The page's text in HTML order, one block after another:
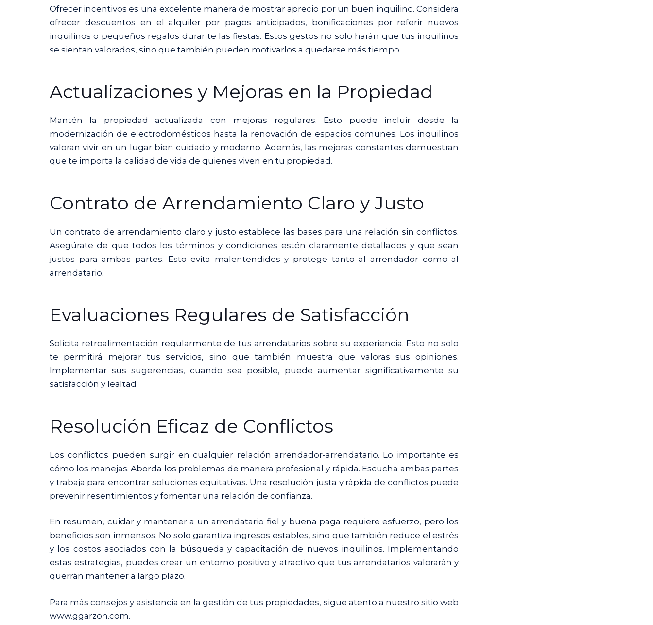
Ofrecer incentivos es una excelente manera de mostrar aprecio por un buen inquilino. Considera
ofrecer descuentos en el alquiler por pagos anticipados, bonificaciones por referir nuevos
inquilinos o pequeños regalos durante las fiestas. Estos gestos no solo harán que tus inquilinos
se sientan valorados, sino que también pueden motivarlos a quedarse más tiempo.
Actualizaciones y Mejoras en la Propiedad
Mantén la propiedad actualizada con mejoras regulares. Esto puede incluir desde la
modernización de electrodomésticos hasta la renovación de espacios comunes. Los inquilinos
valoran vivir en un lugar bien cuidado y moderno. Además, las mejoras constantes demuestran
que te importa la calidad de vida de quienes viven en tu propiedad.
Contrato de Arrendamiento Claro y Justo
Un contrato de arrendamiento claro y justo establece las bases para una relación sin conflictos.
Asegúrate de que todos los términos y condiciones estén claramente detallados y que sean
justos para ambas partes. Esto evita malentendidos y protege tanto al arrendador como al
arrendatario.
Evaluaciones Regulares de Satisfacción
Solicita retroalimentación regularmente de tus arrendatarios sobre su experiencia. Esto no solo
te permitirá mejorar tus servicios, sino que también muestra que valoras sus opiniones.
Implementar sus sugerencias, cuando sea posible, puede aumentar significativamente su
satisfacción y lealtad.
Resolución Eficaz de Conflictos
Los conflictos pueden surgir en cualquier relación arrendador-arrendatario. Lo importante es
cómo los manejas. Aborda los problemas de manera profesional y rápida. Escucha ambas partes
y trabaja para encontrar soluciones equitativas. Una resolución justa y rápida de conflictos puede
prevenir resentimientos y fomentar una relación de confianza.
En resumen, cuidar y mantener a un arrendatario fiel y buena paga requiere esfuerzo, pero los
beneficios son inmensos. No solo garantiza ingresos estables, sino que también reduce el estrés
y los costos asociados con la búsqueda y capacitación de nuevos inquilinos. Implementando
estas estrategias, puedes crear un entorno positivo y atractivo que tus arrendatarios valorarán y
querrán mantener a largo plazo.
Para más consejos y asistencia en la gestión de tus propiedades, sigue atento a nuestro sitio web
www.ggarzon.com.